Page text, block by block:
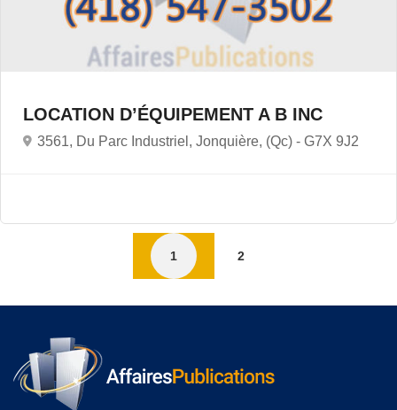
LOCATION D’ÉQUIPEMENT A B INC
3561, Du Parc Industriel, Jonquière, (Qc) - G7X 9J2
1 2